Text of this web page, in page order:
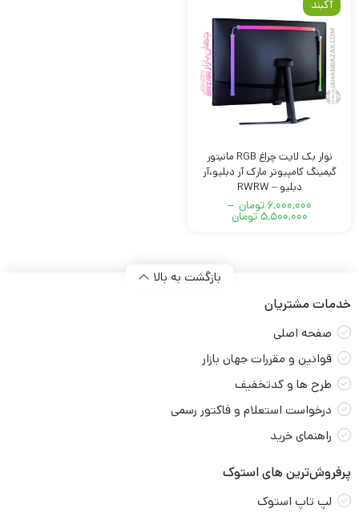
آکبند
نوار بک لایت چراغ RGB مانیتور
گیمینگ کامپیوتر مارک آر دبلیو،آر
دبلیو – RWRW
6,000,000 تومان –
5,500,000 تومان
Price
بازگشت به بالا
خدمات مشتریان
صفحه اصلی
قوانین و مقررات جهان بازار
طرح ها و کدتخفیف
درخواست استعلام و فاکتور رسمی
راهنمای خرید
پرفروش‌ترین های استوک
لپ تاپ استوک